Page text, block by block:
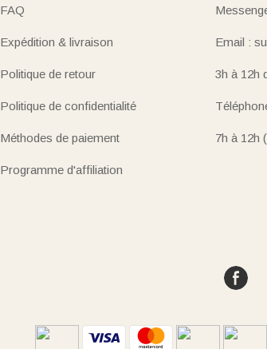
FAQ
Expédition & livraison
Politique de retour
Politique de confidentialité
Méthodes de paiement
Programme d'affiliation
Email :
3h à 12h
7h à 12h